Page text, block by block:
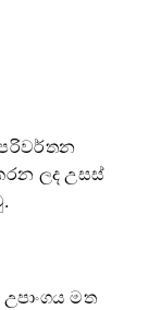
ලද උසස්
මත